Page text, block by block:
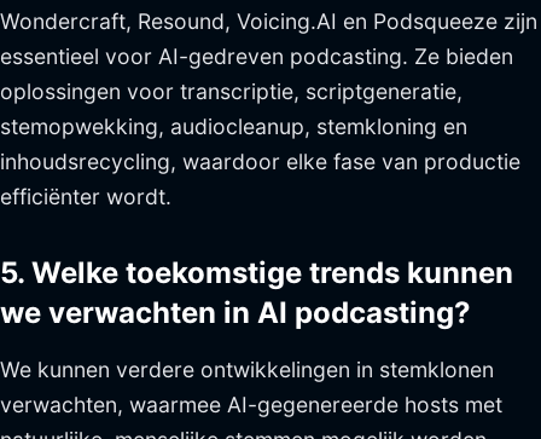
Wondercraft, Resound, Voicing.AI en Podsqueeze zijn
essentieel voor AI-gedreven podcasting. Ze bieden
oplossingen voor transcriptie, scriptgeneratie,
stemopwekking, audiocleanup, stemkloning en
inhoudsrecycling, waardoor elke fase van productie
efficiënter wordt.
5. Welke toekomstige trends kunnen
we verwachten in AI podcasting?
We kunnen verdere ontwikkelingen in stemklonen
verwachten, waarmee AI-gegenereerde hosts met